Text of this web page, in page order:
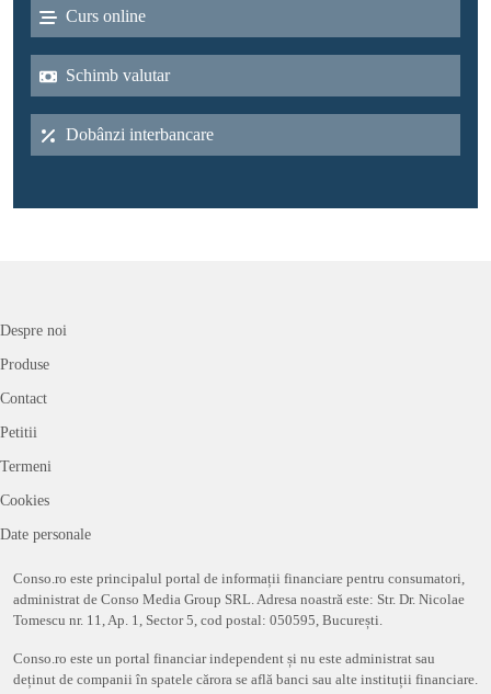
Curs online
Schimb valutar
Dobânzi interbancare
Despre noi
Produse
Contact
Petitii
Termeni
Cookies
Date personale
Conso.ro este principalul portal de informații financiare pentru consumatori,
administrat de Conso Media Group SRL. Adresa noastră este: Str. Dr. Nicolae
Tomescu nr. 11, Ap. 1, Sector 5, cod postal: 050595, București.
Conso.ro este un portal financiar independent și nu este administrat sau
deținut de companii în spatele cărora se află banci sau alte instituții financiare.